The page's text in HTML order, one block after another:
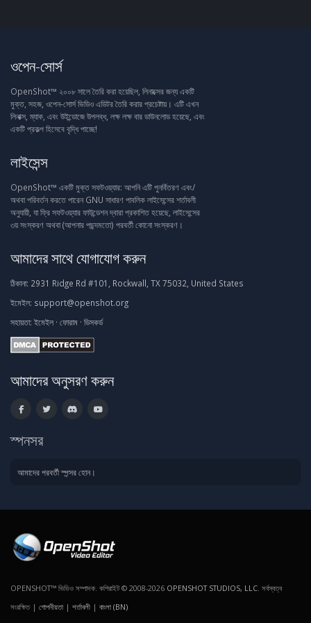
ওপেন-সোর্স
OpenShot™ ২০০৮ সালে তৈরি করা হয়েছিল, লিনাক্সের জন্য একটি
মুক্ত, সহজ, ওপেন-সোর্স ভিডিও এডিটর তৈরি করার প্রচেষ্টায়। এটি এখন
লিনাক্স, ম্যাক, এবং উইন্ডোজে উপলব্ধ, লক্ষ লক্ষ বার ডাউনলোড হয়েছে, এবং
একটি প্রকল্প হিসেবে বৃদ্ধি পাচ্ছে!
লাইসেন্স
OpenShot™ একটি মুক্ত সফটওয়্যার: আপনি এটি পুনর্বিতরণ এবং/
অথবা পরিবর্তন করতে পারেন GNU সাধারণ পাবলিক লাইসেন্সের শর্তাবলী
অনুযায়ী, যা ফ্রি সফটওয়্যার ফাউন্ডেশন দ্বারা প্রকাশিত হয়েছে, লাইসেন্সের
৩য় সংস্করণ অথবা (আপনার পছন্দমতো) পরবর্তী কোনো সংস্করণ।
আমাদের সাথে যোগাযোগ করুন
ঠিকানা: 2931 Ridge Rd #101, Rockwall, TX 75032, United States
ইমেইল: support@openshot.org
সহায়তা: ইমেইল · ফোরাম · ডিসকর্ড
আমাদের অনুসরণ করুন
স্পনসর
আমাদের পরবর্তী স্পন্সর হোন।
OPENSHOT™ ভিডিও সম্পাদক. কপিরাইট © 2008-2026 OPENSHOT STUDIOS, LLC . সর্বস্বত্ব
সংরক্ষিত | গোপনীয়তা | শর্তাবলী | বাংলা (BN)